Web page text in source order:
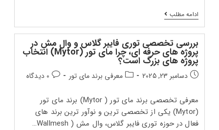
ادامه مطلبکاربرد
وال
مش؛
افزایش
دوام
دیوارهای
گچی
و
سیمانی
بررسی تخصصی توری فایبر گلاس و وال‌ مش در
پروژه‌ های حرفه‌ ای، چرا مای تور (Mytor) انتخاب
پروژه‌ های بزرگ است؟
تاریخ
پست:
دسامبر 23, 2025
دسته‌بندی
معرفی برند مای تور
دیدگاه‌های
0 دیدگاه
معرفی تخصصی برند مای تور ( Mytor) برند مای‌ تور
(Mytor) یکی از تخصصی‌ ترین و نوآور ترین برند های
فعال در حوزه توری فایبر گلاس، وال‌ مش ( Wallmesh…